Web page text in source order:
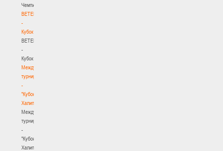
Чемпионат
BETERA
-
Кубок
BETERA
-
Кубок
Международный
турнир
-
"Кубок
Халипского"
Международный
турнир
-
"Кубок
Халипского"